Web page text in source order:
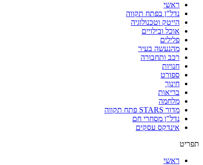
ראשי
נדל"ן בפתח תקווה
הייטק וטכנולוגיה
אוכל ובילויים
פלילים
מהנעשה בעיר
רכב ותחבורה
חנויות
ספורט
חינוך
בריאות
מלחמה
מדור STARS פתח תקווה
נדל"ן מסחרי חם
אינדקס עסקים
תפריט
ראשי